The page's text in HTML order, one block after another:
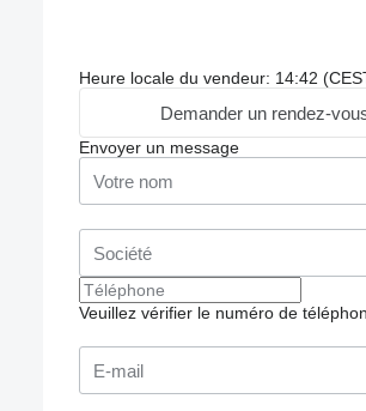
Heure locale du vendeur: 14:42
Demander un rendez-
Envoyer un message
Veuillez vérifier le numéro de